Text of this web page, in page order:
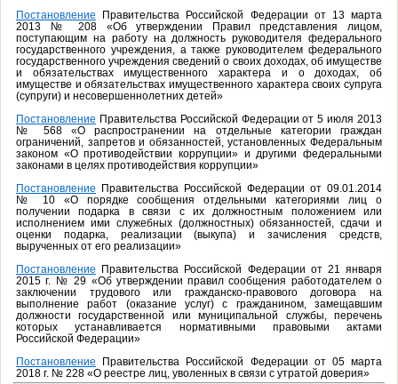
Постановление Правительства Российской Федерации от 13 марта
2013 № 208 «Об утверждении Правил представления лицом,
поступающим на работу на должность руководителя федерального
государственного учреждения, а также руководителем федерального
государственного учреждения сведений о своих доходах, об имуществе
и обязательствах имущественного характера и о доходах, об
имуществе и обязательствах имущественного характера своих супруга
(супруги) и несовершеннолетних детей»
Постановление Правительства Российской Федерации от 5 июля 2013
№ 568 «О распространении на отдельные категории граждан
ограничений, запретов и обязанностей, установленных Федеральным
законом «О противодействии коррупции» и другими федеральными
законами в целях противодействия коррупции»
Постановление Правительства Российской Федерации от 09.01.2014
№ 10 «О порядке сообщения отдельными категориями лиц о
получении подарка в связи с их должностным положением или
исполнением ими служебных (должностных) обязанностей, сдачи и
оценки подарка, реализации (выкупа) и зачисления средств,
вырученных от его реализации»
Постановление Правительства Российской Федерации от 21 января
2015 г. № 29 «Об утверждении правил сообщения работодателем о
заключении трудового или гражданско-правового договора на
выполнение работ (оказание услуг) с гражданином, замещавшим
должности государственной или муниципальной службы, перечень
которых устанавливается нормативными правовыми актами
Российской Федерации»
Постановление Правительства Российской Федерации от 05 марта
2018 г. № 228 «О реестре лиц, уволенных в связи с утратой доверия»